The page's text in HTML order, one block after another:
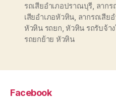
รถเสียอำเภอปราณบุรี ลากร
เสียอำเภอหัวหิน ลากรถเสีย
หัวหิน รถยก ,หัวหิน รถรับจ้า
รถยกย้าย หัวหิน
Facebook